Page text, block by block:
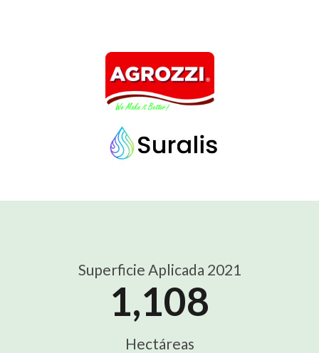
Superficie Aplicada 2021
1,108
Hectáreas